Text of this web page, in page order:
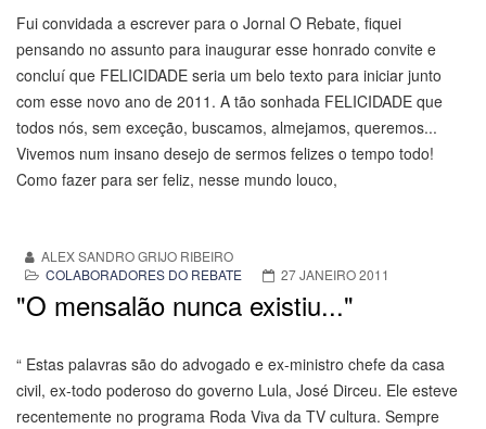
Fui convidada a escrever para o Jornal O Rebate, fiquei
pensando no assunto para inaugurar esse honrado convite e
concluí que FELICIDADE seria um belo texto para iniciar junto
com esse novo ano de 2011. A tão sonhada FELICIDADE que
todos nós, sem exceção, buscamos, almejamos, queremos...
Vivemos num insano desejo de sermos felizes o tempo todo!
Como fazer para ser feliz, nesse mundo louco,
ALEX SANDRO GRIJO RIBEIRO
COLABORADORES DO REBATE
27 JANEIRO 2011
"O mensalão nunca existiu..."
“ Estas palavras são do advogado e ex-ministro chefe da casa
civil, ex-todo poderoso do governo Lula, José Dirceu. Ele esteve
recentemente no programa Roda Viva da TV cultura. Sempre